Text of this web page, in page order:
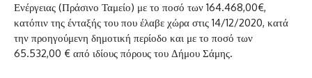
Ενέργειας (Πράσινο Ταμείο) με το ποσό των 164.468,00€,
κατόπιν της ένταξής του που έλαβε χώρα στις 14/12/2020, κατά
την προηγούμενη δημοτική περίοδο και με το ποσό των
65.532,00 € από ιδίους πόρους του Δήμου Σάμης.